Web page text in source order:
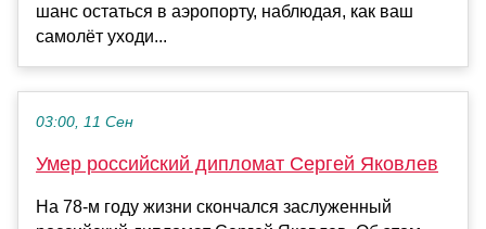
шанс остаться в аэропорту, наблюдая, как ваш
самолёт уходи...
03:00, 11 Сен
Умер российский дипломат Сергей Яковлев
На 78-м году жизни скончался заслуженный